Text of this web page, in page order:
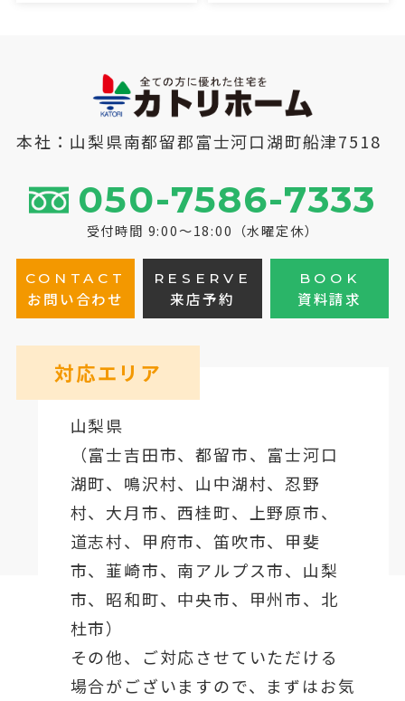
本社：山梨県南都留郡富士河口湖町船津7518
050-7586-7333
受付時間 9:00～18:00（水曜定休）
CONTACT
お問い合わせ
RESERVE
来店予約
BOOK
資料請求
対応エリア
山梨県
（富士吉田市、都留市、 富士河口
湖町、鳴沢村、山中湖村、忍野
村、 大月市、西桂町、上野原市、
道志村、 甲府市、笛吹市、甲斐
市、韮崎市、南アルプス市、山梨
市、昭和町、中央市、甲州市、北
杜市）
その他、ご対応させていただける
場合がございますので、まずはお気